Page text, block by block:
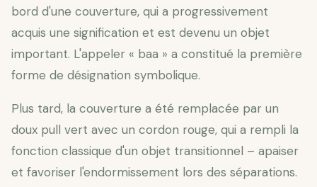
bord d'une couverture, qui a progressivement
acquis une signification et est devenu un objet
important. L'appeler « baa » a constitué la première
forme de désignation symbolique.
Plus tard, la couverture a été remplacée par un
doux pull vert avec un cordon rouge, qui a rempli la
fonction classique d'un objet transitionnel – apaiser
et favoriser l'endormissement lors des séparations.